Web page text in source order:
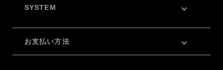
SYSTEM
お支払い方法